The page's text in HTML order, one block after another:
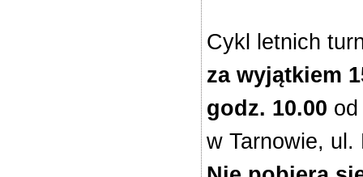
Cykl letnich
za wyjątkiem
godz. 10.00
w Tarnowie, ul.